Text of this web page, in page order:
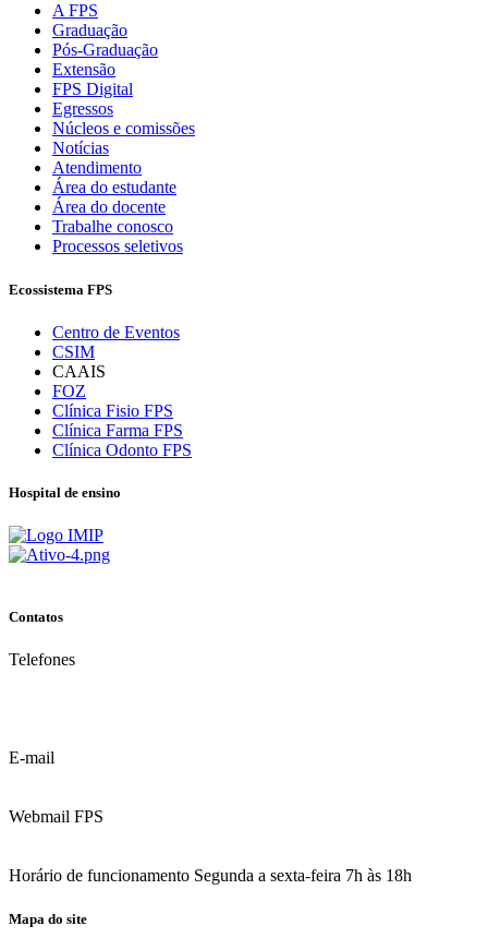
A FPS
Graduação
Pós-Graduação
Extensão
FPS Digital
Egressos
Núcleos e comissões
Notícias
Atendimento
Área do estudante
Área do docente
Trabalhe conosco
Processos seletivos
Ecossistema FPS
Centro de Eventos
CSIM
CAAIS
FOZ
Clínica Fisio FPS
Clínica Farma FPS
Clínica Odonto FPS
Hospital de ensino
Contatos
Telefones
E-mail
Webmail FPS
Horário de funcionamento Segunda a sexta-feira 7h às 18h
Mapa do site